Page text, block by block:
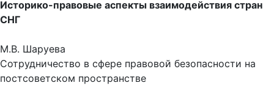
Историко-правовые аспекты взаимодействия стран
СНГ
М.В. Шаруева
Сотрудничество в сфере правовой безопасности на
постсоветском пространстве